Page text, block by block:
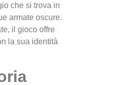
che si trova in
armate oscure.
il gioco offre
la sua identità